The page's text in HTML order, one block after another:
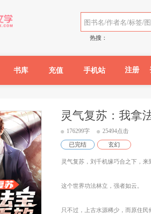
热搜：
书库 充值 手机站 注册
灵气复苏：我拿
176299字
25494点击
已完结
玄幻
灵气复苏，刘千机缘巧合之下，来
这个世界功法林立，强者如云。
只不过，上古水源稀少，而原住民